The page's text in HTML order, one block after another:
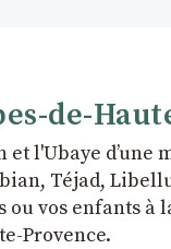
de-
l'Ubaye dʼune
Téjad,
vos enfants à
Provence.